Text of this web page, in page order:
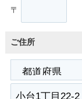
〒
ご住所